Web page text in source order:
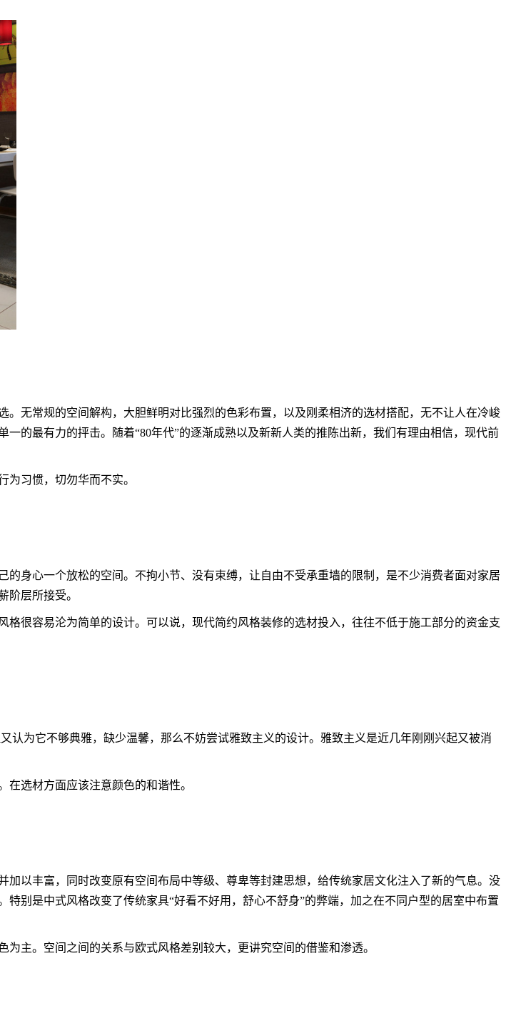
常规的空间解构，大胆鲜明对比强烈的色彩布置，以及刚柔相济的选材搭配，无不让人在冷峻
的最有力的抨击。随着“80年代”的逐渐成熟以及新新人类的推陈出新，我们有理由相信，现代前
为习惯，切勿华而不实。
心一个放松的空间。不拘小节、没有束缚，让自由不受承重墙的限制，是不少消费者面对家居
阶层所接受。
很容易沦为简单的设计。可以说，现代简约风格装修的选材投入，往往不低于施工部分的资金支
为它不够典雅，缺少温馨，那么不妨尝试雅致主义的设计。雅致主义是近几年刚刚兴起又被消
选材方面应该注意颜色的和谐性。
丰富，同时改变原有空间布局中等级、尊卑等封建思想，给传统家居文化注入了新的气息。没
别是中式风格改变了传统家具“好看不好用，舒心不舒身”的弊端，加之在不同户型的居室中布置
主。空间之间的关系与欧式风格差别较大，更讲究空间的借鉴和渗透。